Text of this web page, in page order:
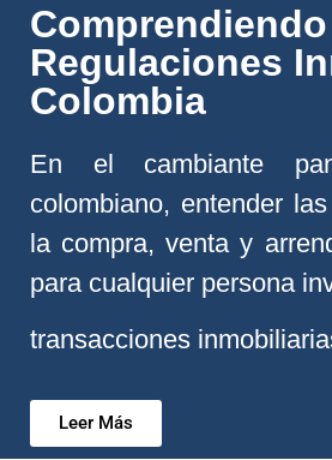
Regulaciones
Colombia
En el cambiante
colombiano, entender
la compra, venta y
para cualquier persona
transacciones
Leer Más